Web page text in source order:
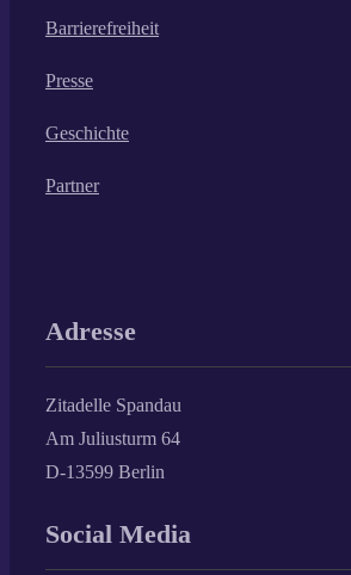
Barrierefreiheit
Presse
Geschichte
Partner
Adresse
Zitadelle Spandau
Am Juliusturm 64
D-13599 Berlin
Social Media